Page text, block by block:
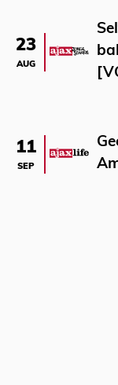
23
AUG
11
SEP